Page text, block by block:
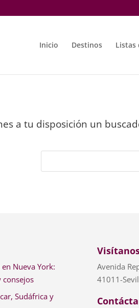
Inicio Destinos Listas
a tu disposición un
Nueva York:
consejos
Sudáfrica y
Avenida
41011-